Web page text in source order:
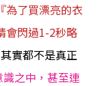
為了買漂亮的衣
會閃過1-2秒略
實都不是真正
之中，甚至連